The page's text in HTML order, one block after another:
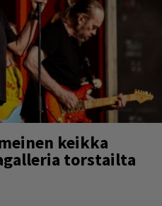
keikka
torstailta